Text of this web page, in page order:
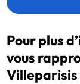
Pour plus
vous
Villeparisis